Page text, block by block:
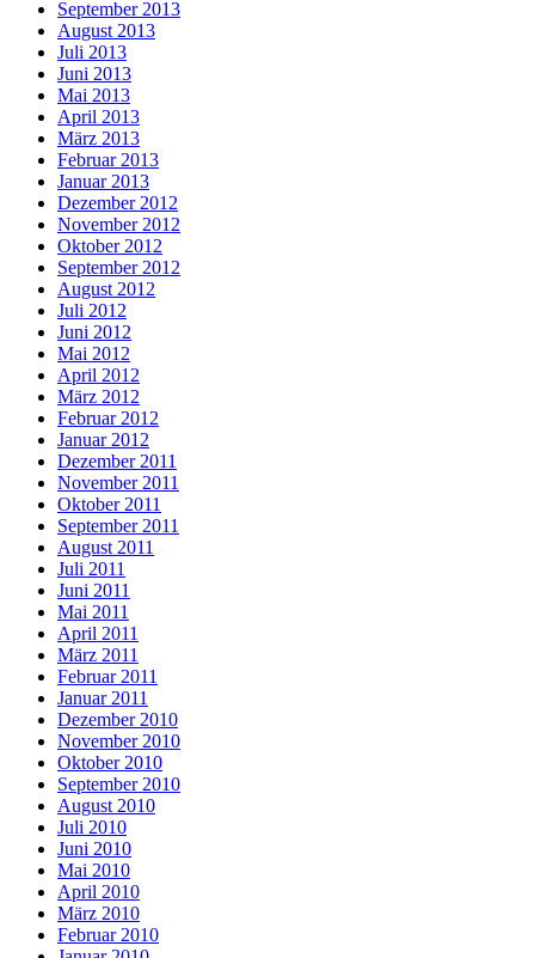
September 2013
August 2013
Juli 2013
Juni 2013
Mai 2013
April 2013
März 2013
Februar 2013
Januar 2013
Dezember 2012
November 2012
Oktober 2012
September 2012
August 2012
Juli 2012
Juni 2012
Mai 2012
April 2012
März 2012
Februar 2012
Januar 2012
Dezember 2011
November 2011
Oktober 2011
September 2011
August 2011
Juli 2011
Juni 2011
Mai 2011
April 2011
März 2011
Februar 2011
Januar 2011
Dezember 2010
November 2010
Oktober 2010
September 2010
August 2010
Juli 2010
Juni 2010
Mai 2010
April 2010
März 2010
Februar 2010